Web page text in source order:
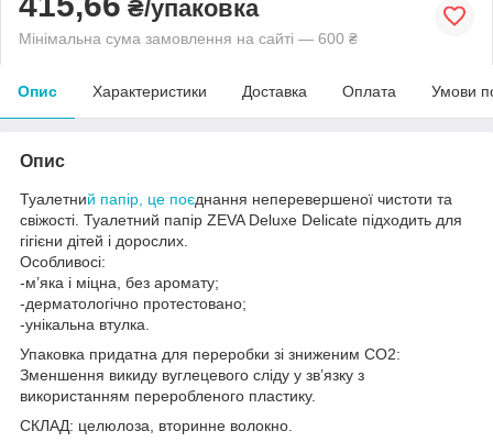
₴/упаковка
Мінімальна сума замовлення на сайті — 600 ₴
Опис Характеристики Доставка Оплата Умови
Опис
Туалетний папір, це поєднання неперевершеної чистоти та
свіжості. Туалетний папір ZEVA Deluxe Delicate підходить для
гігієни дітей і дорослих.
Особливосі:
-м’яка і міцна, без аромату;
-дерматологічно протестовано;
-унікальна втулка.
Упаковка придатна для переробки зі зниженим СО2:
Зменшення викиду вуглецевого сліду у зв’язку з
використанням переробленого пластику.
СКЛАД: целюлоза, вторинне волокно.